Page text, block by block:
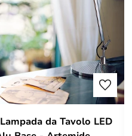
da Tavolo LED